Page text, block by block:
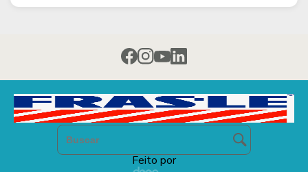
Feito por